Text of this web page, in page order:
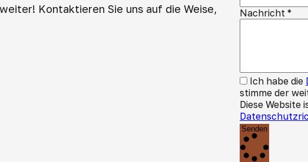
Kontaktieren Sie uns auf die Weise,
Nachricht *
Ich habe die
stimme der
Diese Website
Senden